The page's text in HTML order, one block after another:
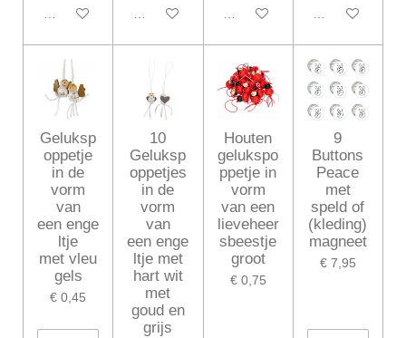
In winkelwagen In winkelwagen In winkelwagen In winkelwagen
Geluksp
oppetje
in de
vorm
van
een enge
ltje
met vleu
gels
€ 0,45
10
Geluksp
oppetjes
in de
vorm
van
een enge
ltje met
hart wit
met
goud en
grijs
Houten
gelukspo
ppetje in
vorm
van een
lieveheer
sbeestje
groot
€ 0,75
9
Buttons
Peace
met
speld of
(kleding)
magneet
€ 7,95